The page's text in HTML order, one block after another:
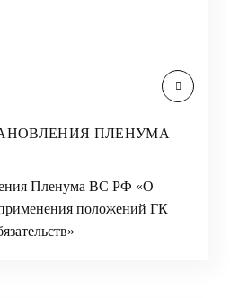
ПЛЕНУМА
Пленума ВС РФ «О
положений ГК